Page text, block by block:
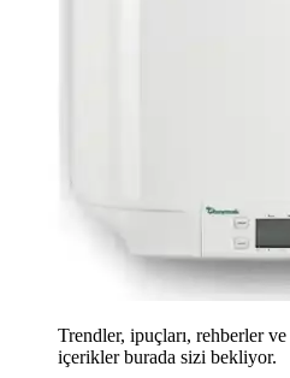
Trendler, ipuçları, rehberler
içerikler burada sizi bekliyor.